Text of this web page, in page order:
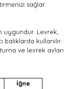
sağlar.
uygundur. Levrek,
kullanılır.
ve levrek avları
İğne